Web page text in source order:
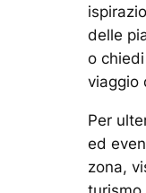
delle
o
viaggio
Per
ed
zona,